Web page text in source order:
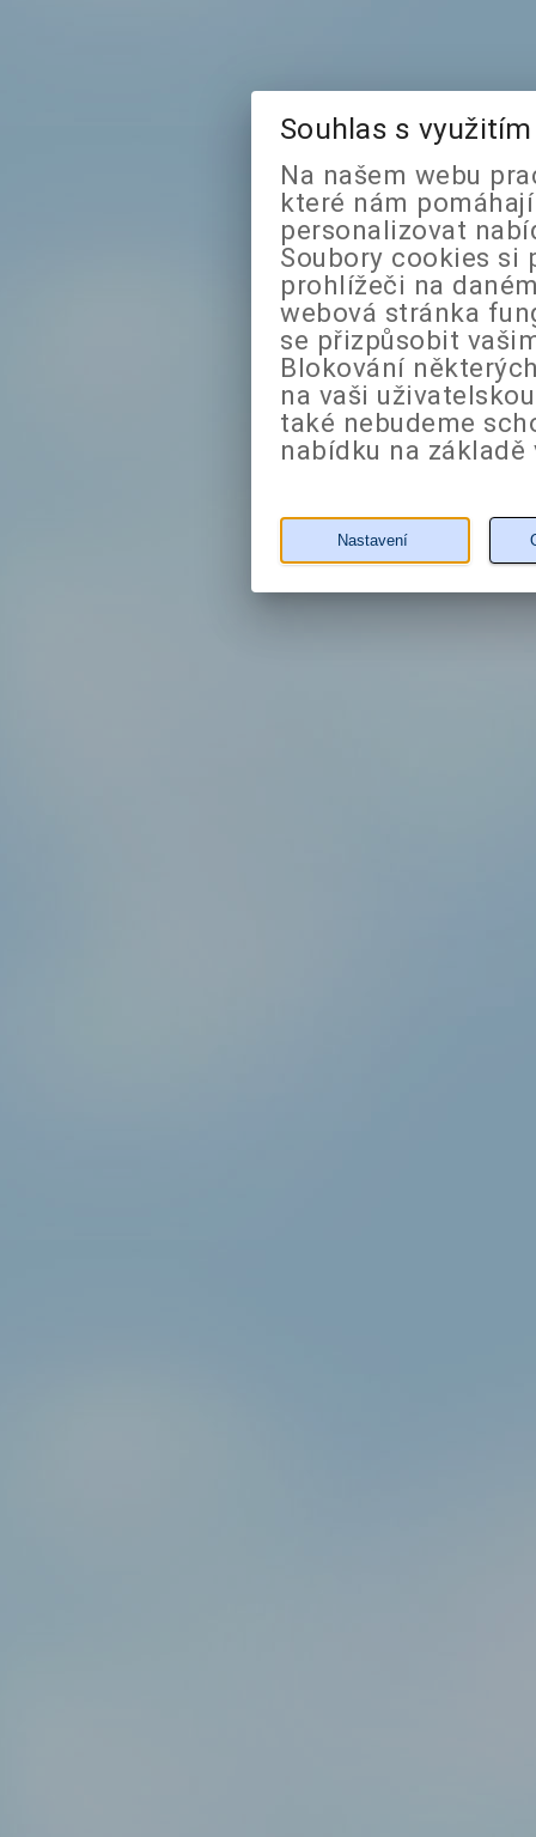
Souhlas s
Na našem webu
které nám
personalizovat
Soubory cookies si
prohlížeči na
webová stránka
se přizpůsobit
Blokování
na vaši
také nebudeme
nabídku na
Nastavení